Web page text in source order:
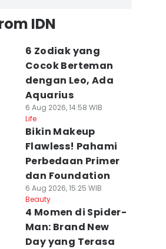
IDN
6 Zodiak yang
Cocok Berteman
dengan Leo, Ada
Aquarius
6 Aug 2026, 14:58 WIB
Life
Bikin Makeup
Flawless! Pahami
Perbedaan Primer
dan Foundation
6 Aug 2026, 15:25 WIB
Beauty
4 Momen di Spider-
Man: Brand New
Day yang Terasa